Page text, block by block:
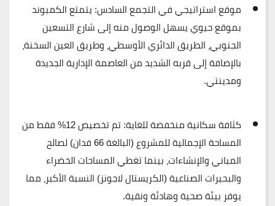
موقع استراتيجي في التجمع السادس:يتمتع الكمبوند
بموقع حيوي يسهل الوصول منه إلى شارع التسعين
الجنوبي، الطريق الدائري الأوسطي، وطريق العين السخنة،
بالإضافة إلى قربه الشديد من العاصمة الإدارية الجديدة
ومدينتي.
كثافة سكانية منخفضة للغاية:تم تخصيص12% فقط
من
المساحة الإجمالية للمشروع (البالغة 66 فدان) لصالح
المباني والإنشاءات، بينما تغطي المساحات الخضراء
والبحيرات الصناعية (الكريستال لاجونز) النسبة الأكبر، مما
يوفر بيئة صحية وهادئة ونقية.